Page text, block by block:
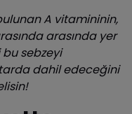
A vitamininin,
arasında yer
bu sebzeyi
dahil edeceğini